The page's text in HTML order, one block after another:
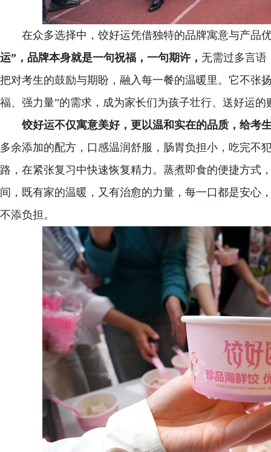
在众多选择中，饺好运凭借独特的品牌寓意与产品
运”，品牌本身就是一句祝福，一句期许， 无需过多言语
把对考生的鼓励与期盼，融入每一餐的温暖里。它不张
福、强力量”的需求，成为家长们为孩子壮行、送好运的
饺好运不仅寓意美好，更以温和实在的品质，给考
多余添加的配方，口感温润舒服，肠胃负担小，吃完不
路，在紧张复习中快速恢复精力。蒸煮即食的便捷方式
间，既有家的温暖，又有治愈的力量，每一口都是安心
不添负担。